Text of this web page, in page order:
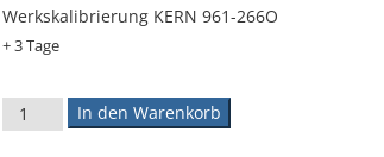
Werkskalibrierung KERN 961-266O
+ 3 Tage
Werkskalibrierschein 961-266O (Druck | N)
In den Warenkorb